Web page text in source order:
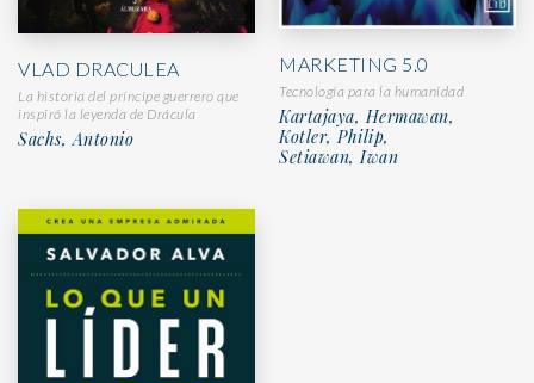
VLAD DRACULEA
La historia del príncipe guerrero que
inspiró la leyenda de Drácula
Sachs, Antonio
MARKETING 5.0
Tecnología para la humanidad
Kartajaya, Hermawan,
Kotler, Philip,
Setiawan, Iwan